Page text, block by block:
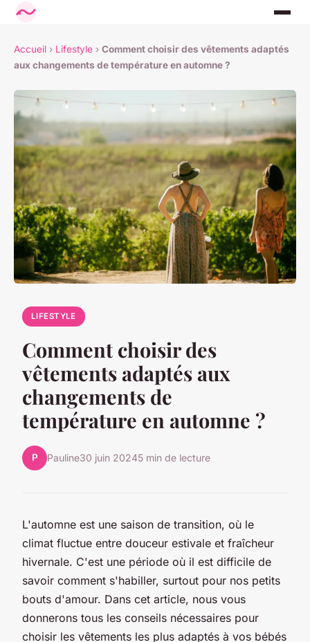
Accueil › Lifestyle › Comment choisir des vêtements adaptés
aux changements de température en automne ?
LIFESTYLE
Comment choisir des
vêtements adaptés aux
changements de
température en automne ?
P Pauline30 juin 20245 min de lecture
L'automne est une saison de transition, où le
climat fluctue entre douceur estivale et fraîcheur
hivernale. C'est une période où il est difficile de
savoir comment s'habiller, surtout pour nos petits
bouts d'amour. Dans cet article, nous vous
donnerons tous les conseils nécessaires pour
choisir les vêtements les plus adaptés à vos bébés